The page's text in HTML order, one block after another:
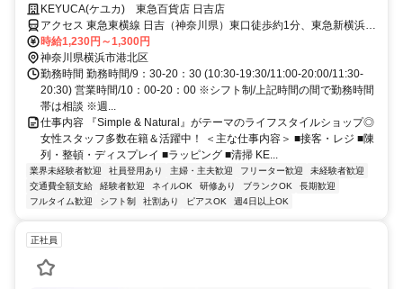
段落した主婦の方にも♪
KEYUCA(ケユカ) 東急百貨店 日吉店
アクセス 東急東横線 日吉（神奈川県）東口徒歩約1分、東急新横浜線
日吉（神奈川県）東口徒歩約1分、東急目黒線 日吉（神奈川県）東口
徒歩約1分
時給1,230円～1,300円
神奈川県横浜市港北区
勤務時間 勤務時間/9：30-20：30 (10:30-19:30/11:00-20:00/11:30-
20:30) 営業時間/10：00-20：00 ※シフト制/上記時間の間で勤務時間
帯は相談 ※週...
仕事内容 『Simple & Natural』がテーマのライフスタイルショップ◎
女性スタッフ多数在籍＆活躍中！ ＜主な仕事内容＞ ■接客・レジ ■陳
列・整頓・ディスプレイ ■ラッピング ■清掃 KE...
業界未経験者歓迎 社員登用あり 主婦・主夫歓迎 フリーター歓迎
未経験者歓迎
交通費全額支給
経験者歓迎 ネイルOK 研修あり ブランクOK
長期歓迎
フルタイム歓迎
シフト制 社割あり ピアスOK 週4日以上OK
正社員